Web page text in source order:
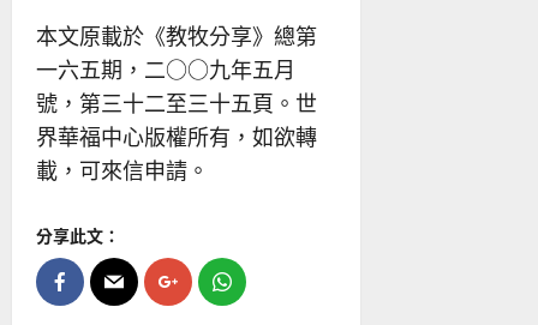
本文原載於《教牧分享》總第
一六五期，二○○九年五月
號，第三十二至三十五頁。世
界華福中心版權所有，如欲轉
載，可來信申請。
分享此文：